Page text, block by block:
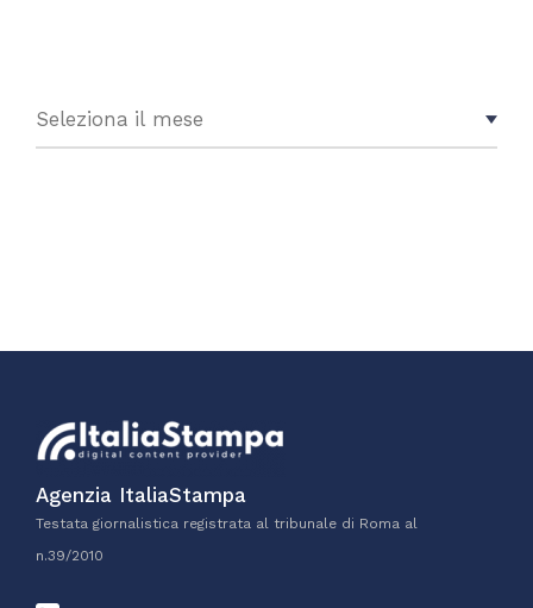
Agenzia ItaliaStampa
Testata giornalistica registrata al tribunale di Roma al
n.39/2010